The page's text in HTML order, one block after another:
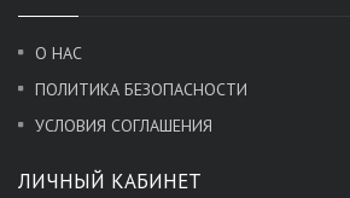
О НАС
ПОЛИТИКА БЕЗОПАСНОСТИ
УСЛОВИЯ СОГЛАШЕНИЯ
ЛИЧНЫЙ КАБИНЕТ